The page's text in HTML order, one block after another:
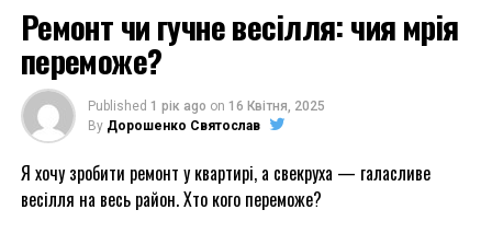
Ремонт чи гучне весілля: чия мрія
переможе?
Published 1 рік ago on 16 Квітня, 2025
By Дорошенко Святослав
Я хочу зробити ремонт у квартирі, а свекруха — галасливе
весілля на весь район. Хто кого переможе?